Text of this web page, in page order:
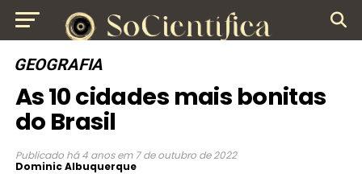
GEOGRAFIA
As 10 cidades mais bonitas
do Brasil
Publicado há 4 anos em 7 de outubro de 2022
Dominic Albuquerque